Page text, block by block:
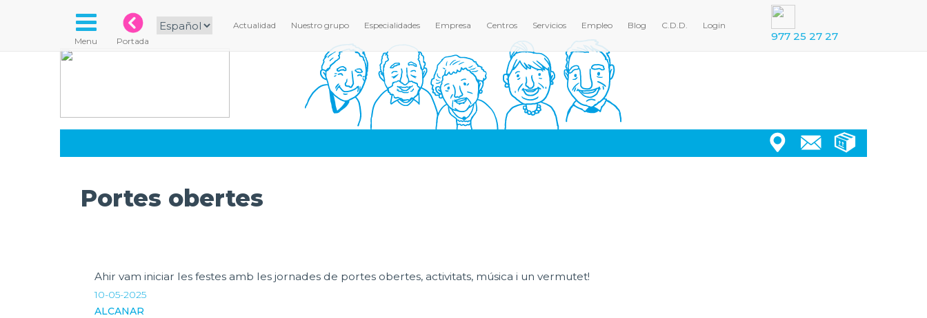
Actualidad Nuestro grupo Especialidades Empresa Centros Servicios Empleo Blog C.D.D. Login
977 25 27 27
Menu Portada
Portes obertes
Ahir vam iniciar les festes amb les jornades de portes obertes, activitats, música i un vermutet!
10-05-2025
ALCANAR